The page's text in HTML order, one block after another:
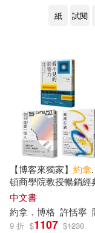
紙
試閱
【博客來獨家】 約拿.
頓商學院教授暢銷經
銷、如何改變一個人
的影響力)
中文書
約拿 ． 博格 許恬寧
9 折 $1107 $1230